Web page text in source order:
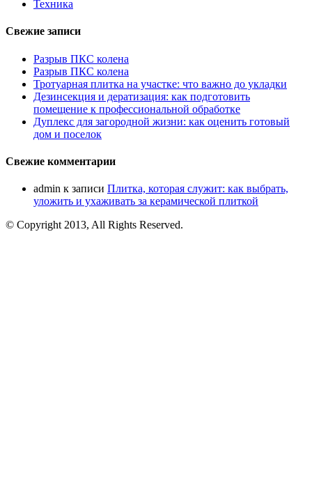
Техника
Свежие записи
Разрыв ПКС колена
Разрыв ПКС колена
Тротуарная плитка на участке: что важно до укладки
Дезинсекция и дератизация: как подготовить
помещение к профессиональной обработке
Дуплекс для загородной жизни: как оценить готовый
дом и поселок
Свежие комментарии
admin к записи Плитка, которая служит: как выбрать,
уложить и ухаживать за керамической плиткой
© Copyright 2013, All Rights Reserved.